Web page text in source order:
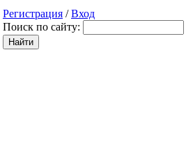
Регистрация /Вход
Поиск по сайту: